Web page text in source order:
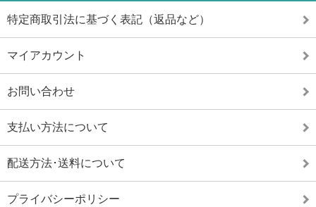
特定商取引法に基づく表記（返品など）
マイアカウント
お問い合わせ
支払い方法について
配送方法･送料について
プライバシーポリシー